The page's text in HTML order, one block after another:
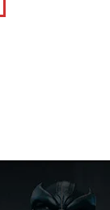
2,38 €.